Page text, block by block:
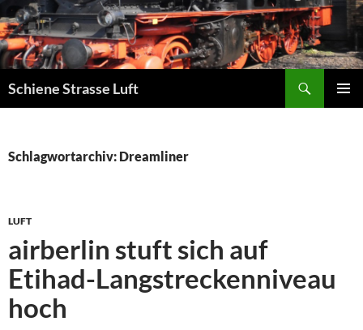
Zum
Inhalt
springen
Schiene Strasse Luft
Schlagwortarchiv: Dreamliner
LUFT
airberlin stuft sich auf
Etihad-Langstreckenniveau
hoch